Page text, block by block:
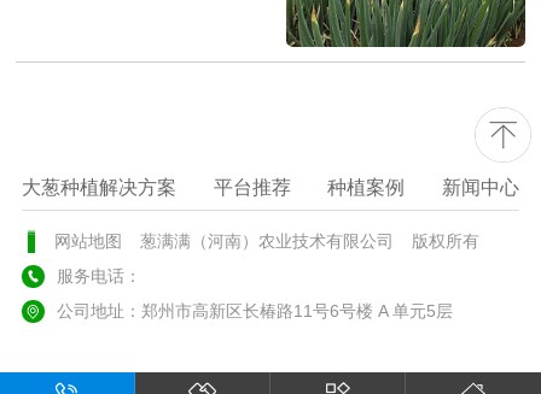
大葱种植解决方案 平台推荐 种植案例 新闻中心
网站地图 葱满满（河南）农业技术有限公司
版权所有
服务电话：
公司地址：郑州市高新区长椿路11号6号楼 A 单元5层